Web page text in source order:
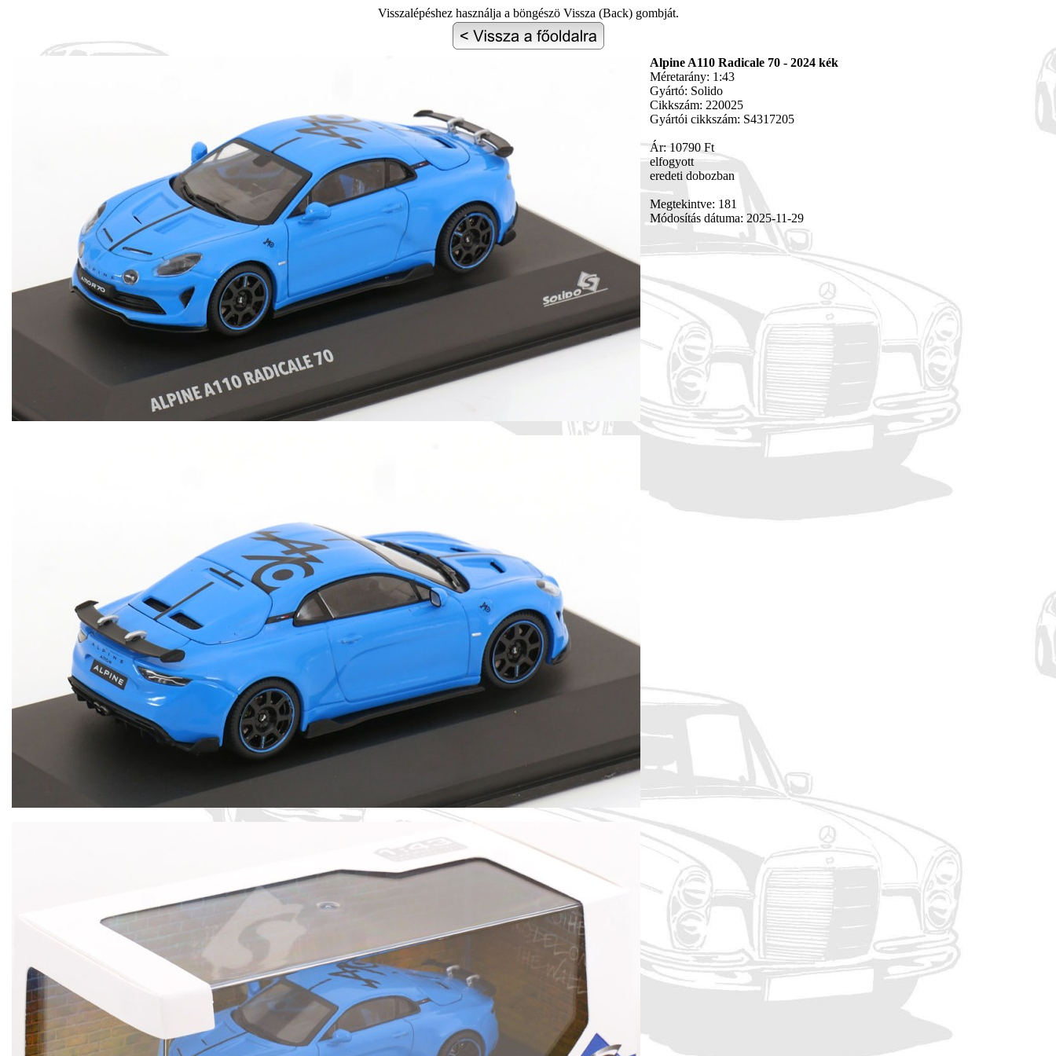
Visszalépéshez használja a böngészö Vissza (Back) gombját.
Alpine A110 Radicale 70 - 2024 kék
Méretarány: 1:43
Gyártó: Solido
Cikkszám: 220025
Gyártói cikkszám: S4317205
Ár: 10790 Ft
elfogyott
eredeti dobozban
Megtekintve: 181
Módosítás dátuma: 2025-11-29